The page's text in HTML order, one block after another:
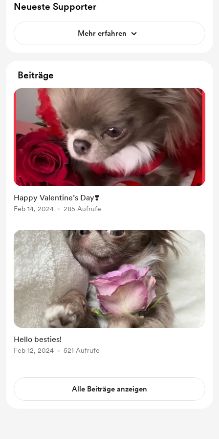
Neueste Supporter
Mehr erfahren
Beiträge
Happy Valentine’s Day❣️
Feb 14, 2024 285 Aufrufe
Hello besties!
Feb 12, 2024 521 Aufrufe
Alle Beiträge anzeigen